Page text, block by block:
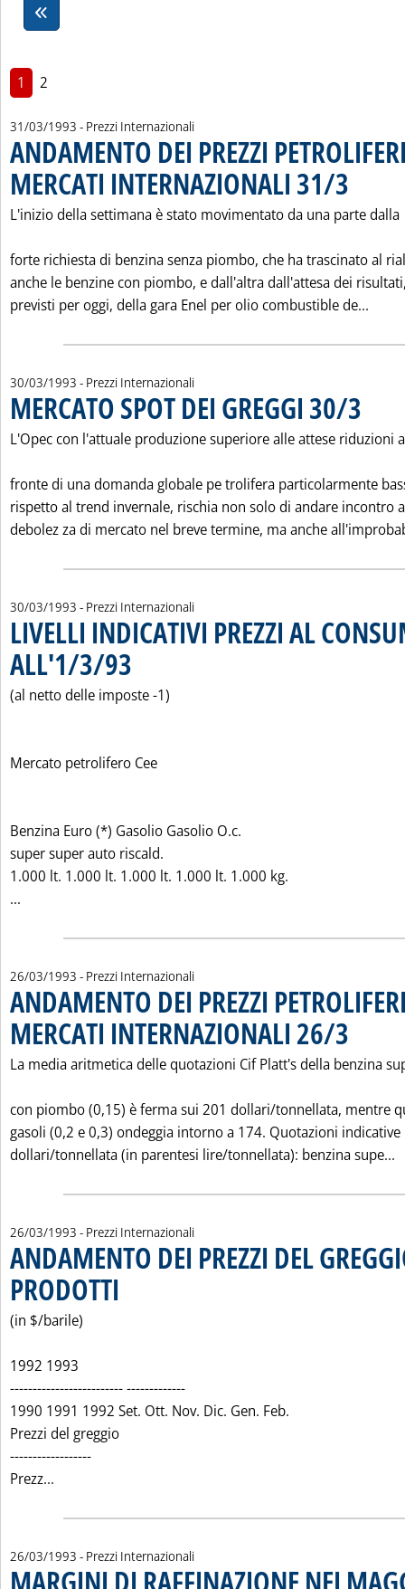
1 2
31/03/1993 - Prezzi Internazionali
ANDAMENTO DEI PREZZI
MERCATI INTERNAZIONALI 31/3
L'inizio della settimana è stato movimentato da una parte dalla
forte richiesta di benzina senza piombo, che ha trascinato al
anche le benzine con piombo, e dall'altra dall'attesa dei
previsti per oggi, della gara Enel per olio combustible de...
30/03/1993 - Prezzi Internazionali
MERCATO SPOT DEI GREGGI 30/3
L'Opec con l'attuale produzione superiore alle attese riduzioni a
fronte di una domanda globale pe trolifera particolarmente
rispetto al trend invernale, rischia non solo di andare incontro
debolez za di mercato nel breve termine, ma anche
30/03/1993 - Prezzi Internazionali
LIVELLI INDICATIVI PREZZI AL
ALL'1/3/93
(al netto delle imposte -1)
Mercato petrolifero Cee
Benzina Euro (*) Gasolio Gasolio O.c.
super super auto riscald.
1.000 lt. 1.000 lt. 1.000 lt. 1.000 lt. 1.000 kg.
...
26/03/1993 - Prezzi Internazionali
ANDAMENTO DEI PREZZI
MERCATI INTERNAZIONALI 26/3
La media aritmetica delle quotazioni Cif Platt's della benzina
con piombo (0,15) è ferma sui 201 dollari/tonnellata, mentre
gasoli (0,2 e 0,3) ondeggia intorno a 174. Quotazioni indicative
dollari/tonnellata (in parentesi lire/tonnellata): benzina supe...
26/03/1993 - Prezzi Internazionali
ANDAMENTO DEI PREZZI DEL
PRODOTTI
(in $/barile)
1992 1993
------------------------- -------------
1990 1991 1992 Set. Ott. Nov. Dic. Gen. Feb.
Prezzi del greggio
------------------
Prezz...
26/03/1993 - Prezzi Internazionali